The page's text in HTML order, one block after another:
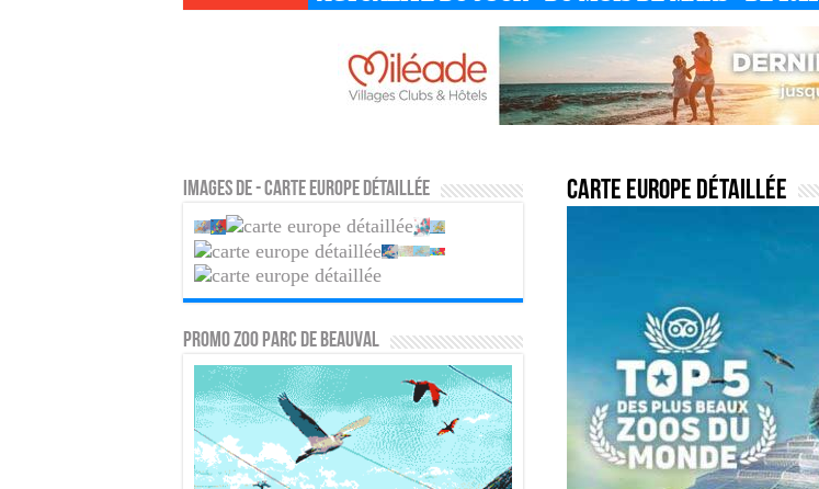
Carte europe détaillée
Images de - Carte europe détaillée
PROMO ZOO PARC DE BEAUVAL